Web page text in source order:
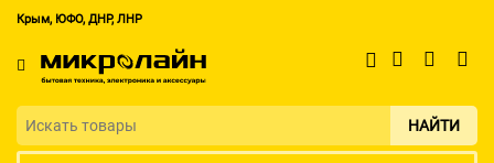
Крым, ЮФО, ДНР, ЛНР
НАЙТИ